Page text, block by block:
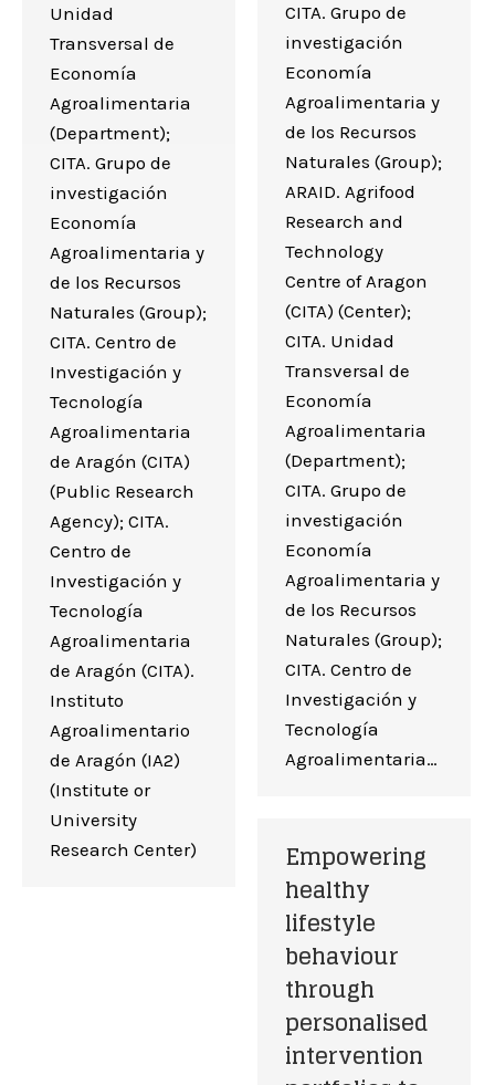
CITA. Grupo de
investigación
Economía
Agroalimentaria y
de los Recursos
Naturales (Group);
ARAID. Agrifood
Research and
Technology
Centre of Aragon
(CITA) (Center);
CITA. Unidad
Transversal de
Economía
Agroalimentaria
(Department);
CITA. Grupo de
investigación
Economía
Agroalimentaria y
de los Recursos
Naturales (Group);
CITA. Centro de
Investigación y
Tecnología
Agroalimentaria…
Unidad
Transversal de
Economía
Agroalimentaria
(Department);
CITA. Grupo de
investigación
Economía
Agroalimentaria y
de los Recursos
Naturales (Group);
CITA. Centro de
Investigación y
Tecnología
Agroalimentaria
de Aragón (CITA)
(Public Research
Agency); CITA.
Centro de
Investigación y
Tecnología
Agroalimentaria
de Aragón (CITA).
Instituto
Agroalimentario
de Aragón (IA2)
(Institute or
University
Research Center)
Empowering
healthy
lifestyle
behaviour
through
personalised
intervention